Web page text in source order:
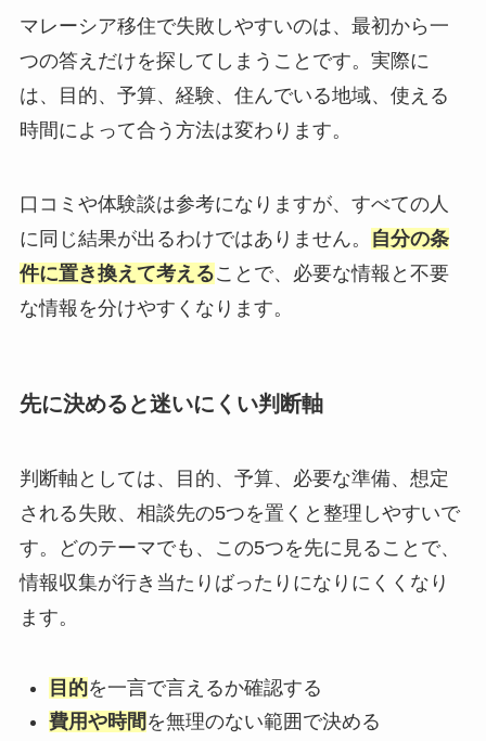
マレーシア移住で失敗しやすいのは、最初から一
つの答えだけを探してしまうことです。実際に
は、目的、予算、経験、住んでいる地域、使える
時間によって合う方法は変わります。
口コミや体験談は参考になりますが、すべての人
に同じ結果が出るわけではありません。
自分の条
件に置き換えて考えることで、必要な情報と不要
な情報を分けやすくなります。
先に決めると迷いにくい判断軸
判断軸としては、目的、予算、必要な準備、想定
される失敗、相談先の5つを置くと整理しやすいで
す。どのテーマでも、この5つを先に見ることで、
情報収集が行き当たりばったりになりにくくなり
ます。
目的を一言で言えるか確認する
費用や時間 を無理のない範囲で決める